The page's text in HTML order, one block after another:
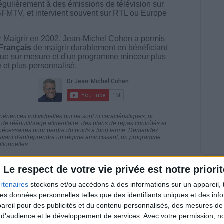
Le respect de votre vie privée est notre
stockons et/ou accédons à des informations sur un appareil,
données personnelles telles que des identifiants uniques et des
pour des publicités et du contenu personnalisés, des mesures
et le développement de services. Avec votre permission,
à des émissions de télévision sur
et intervient souvent sur RTL ou Europe
Maigrir en 2002, Jean-Michel Cohen a permis
de maigrir durablement en bénéficiant
sur mesure et d'un programme minceur plus
et plus personnalisé.
individuelles qui ne sont ni caractéristiques, ni
rééquilibrage alimentaire, des plans de repas contrôlés et
pour perdre du poids à long terme. Demandez
d'entreprendre un régime amincissant, un programme
Voir tout
en live en participant à des vidéo-